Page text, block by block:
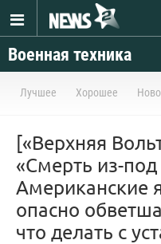
Военная техника
Лучшее Хорошее
[«Верхняя
«Смерть из-
Американские
опасно
что делать с